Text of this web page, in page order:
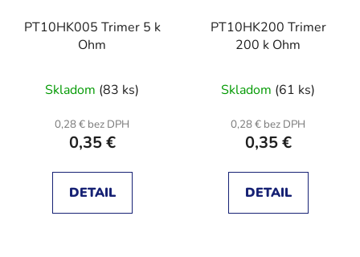
PT10HK005 Trimer 5 k
Ohm
Skladom (83 ks)
0,28 € bez DPH
0,35 €
DETAIL
PT10HK200 Trimer
200 k Ohm
Skladom (61 ks)
0,28 € bez DPH
0,35 €
DETAIL